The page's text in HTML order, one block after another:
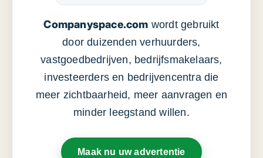
Companyspace.com wordt gebruikt
door duizenden verhuurders,
vastgoedbedrijven, bedrijfsmakelaars,
investeerders en bedrijvencentra die
meer zichtbaarheid, meer aanvragen en
minder leegstand willen.
Maak nu uw advertentie